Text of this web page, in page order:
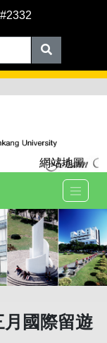
#2332
網站地圖
國際留遊